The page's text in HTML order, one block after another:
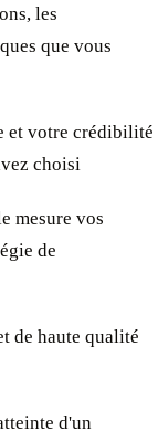
les
que vous
et votre crédibilité
choisi
mesure vos
de
de haute qualité
d'un